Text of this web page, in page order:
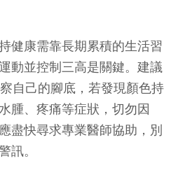
健康需靠長期累積的生活習
動並控制三高是關鍵。建議
自己的腳底，若發現顏色持
腫、疼痛等症狀，切勿因
盡快尋求專業醫師協助，別
訊。